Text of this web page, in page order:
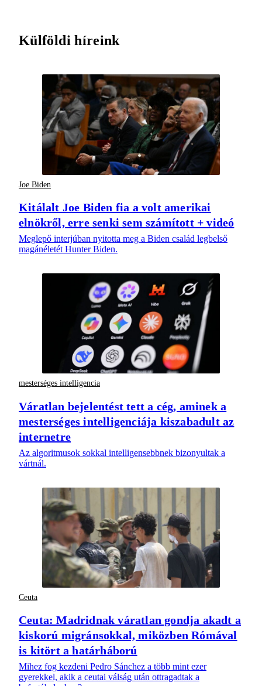
Külföldi híreink
Joe Biden
Kitálalt Joe Biden fia a volt amerikai
elnökről, erre senki sem számított + videó
Meglepő interjúban nyitotta meg a Biden család legbelső
magánéletét Hunter Biden.
mesterséges intelligencia
Váratlan bejelentést tett a cég, aminek a
mesterséges intelligenciája kiszabadult az
internetre
Az algoritmusok sokkal intelligensebbnek bizonyultak a
vártnál.
Ceuta
Ceuta: Madridnak váratlan gondja akadt a
kiskorú migránsokkal, miközben Rómával
is kitört a határháború
Mihez fog kezdeni Pedro Sánchez a több mint ezer
gyerekkel, akik a ceutai válság után ottragadtak a